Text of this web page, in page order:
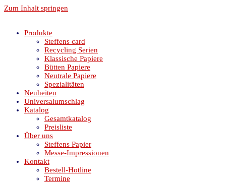
Zum Inhalt springen
Produkte
Steffens card
Recycling Serien
Klassische Papiere
Bütten Papiere
Neutrale Papiere
Spezialitäten
Neuheiten
Universalumschlag
Katalog
Gesamtkatalog
Preisliste
Über uns
Steffens Papier
Messe-Impressionen
Kontakt
Bestell-Hotline
Termine